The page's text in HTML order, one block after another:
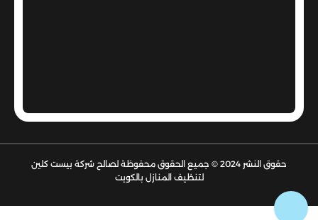
حقوق النشر 2024 © جميع الحقوق محفوظة لصالح شركة بيست كلين
لتنظيف المنازل بالكويت